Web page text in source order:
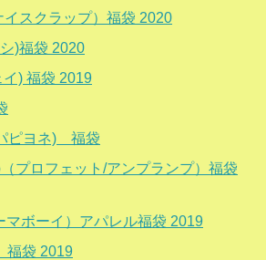
スクラップ）福袋 2020
)福袋 2020
) 福袋 2019
ピヨネ) 福袋
プロフェット/アンプランプ）福袋
マボーイ）アパレル福袋 2019
福袋 2019